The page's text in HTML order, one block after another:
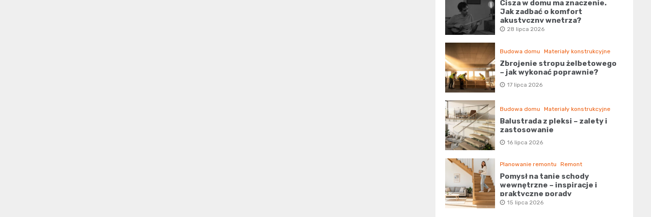
Cisza w domu ma znaczenie.
Jak zadbać o komfort
akustyczny wnętrza?
28 lipca 2026
Budowa domu Materiały konstrukcyjne
Zbrojenie stropu żelbetowego
– jak wykonać poprawnie?
17 lipca 2026
Budowa domu Materiały konstrukcyjne
Balustrada z pleksi – zalety i
zastosowanie
16 lipca 2026
Planowanie remontu Remont
Pomysł na tanie schody
wewnętrzne – inspiracje i
praktyczne porady
15 lipca 2026